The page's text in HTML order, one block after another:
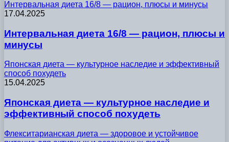
Интервальная диета 16/8 — рацион, плюсы и минусы
17.04.2025
Интервальная диета 16/8 — рацион, плюсы и
минусы
Японская диета — культурное наследие и эффективный
способ похудеть
15.04.2025
Японская диета — культурное наследие и
эффективный способ похудеть
Флекситарианская диета — здоровое и устойчивое